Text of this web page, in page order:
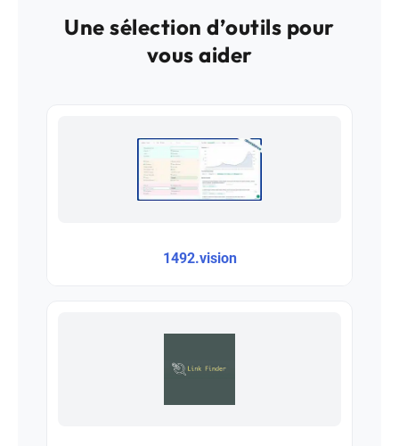
Une sélection d’outils pour
vous aider
1492.vision